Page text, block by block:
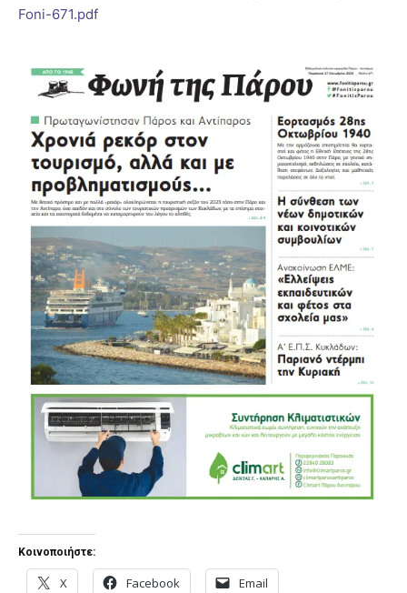
Foni-671.pdf
Κοινοποιήστε:
X Facebook Email